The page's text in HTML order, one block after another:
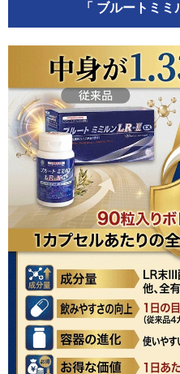
「 ブルートミミ